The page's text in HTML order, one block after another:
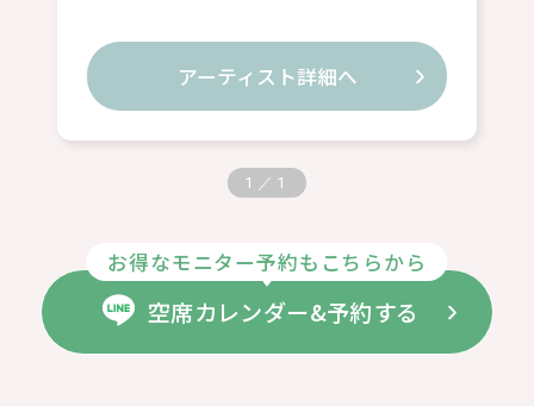
アーティスト詳細へ
1 ／ 1
お得なモニター予約もこちらから
空席カレンダー&予約する